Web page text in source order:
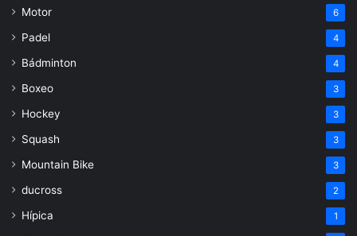
Motor 6
Padel 4
Bádminton 4
Boxeo 3
Hockey 3
Squash 3
Mountain Bike 3
ducross 2
Hípica 1